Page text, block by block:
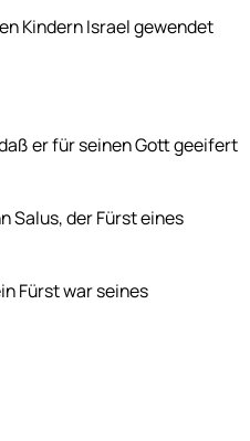
Kindern Israel gewendet
er für seinen Gott geeifert
Salus, der Fürst eines
Fürst war seines